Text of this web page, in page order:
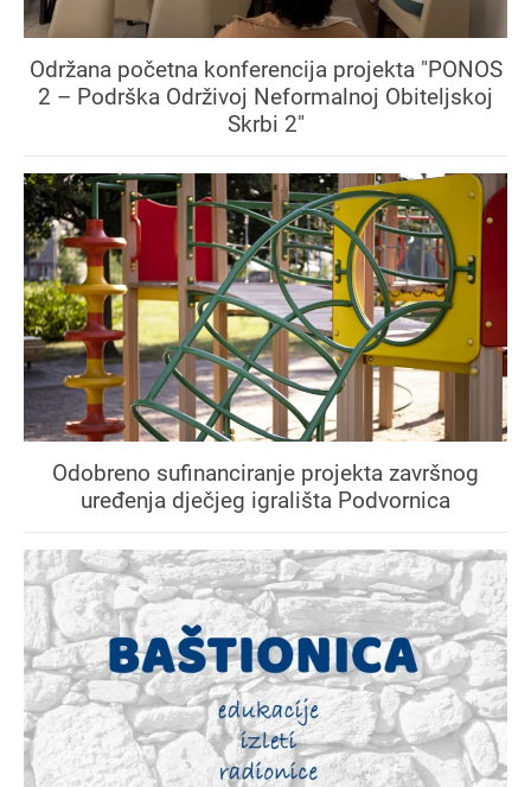
Održana početna konferencija projekta "PONOS
2 – Podrška Održivoj Neformalnoj Obiteljskoj
Skrbi 2"
Odobreno sufinanciranje projekta završnog
uređenja dječjeg igrališta Podvornica